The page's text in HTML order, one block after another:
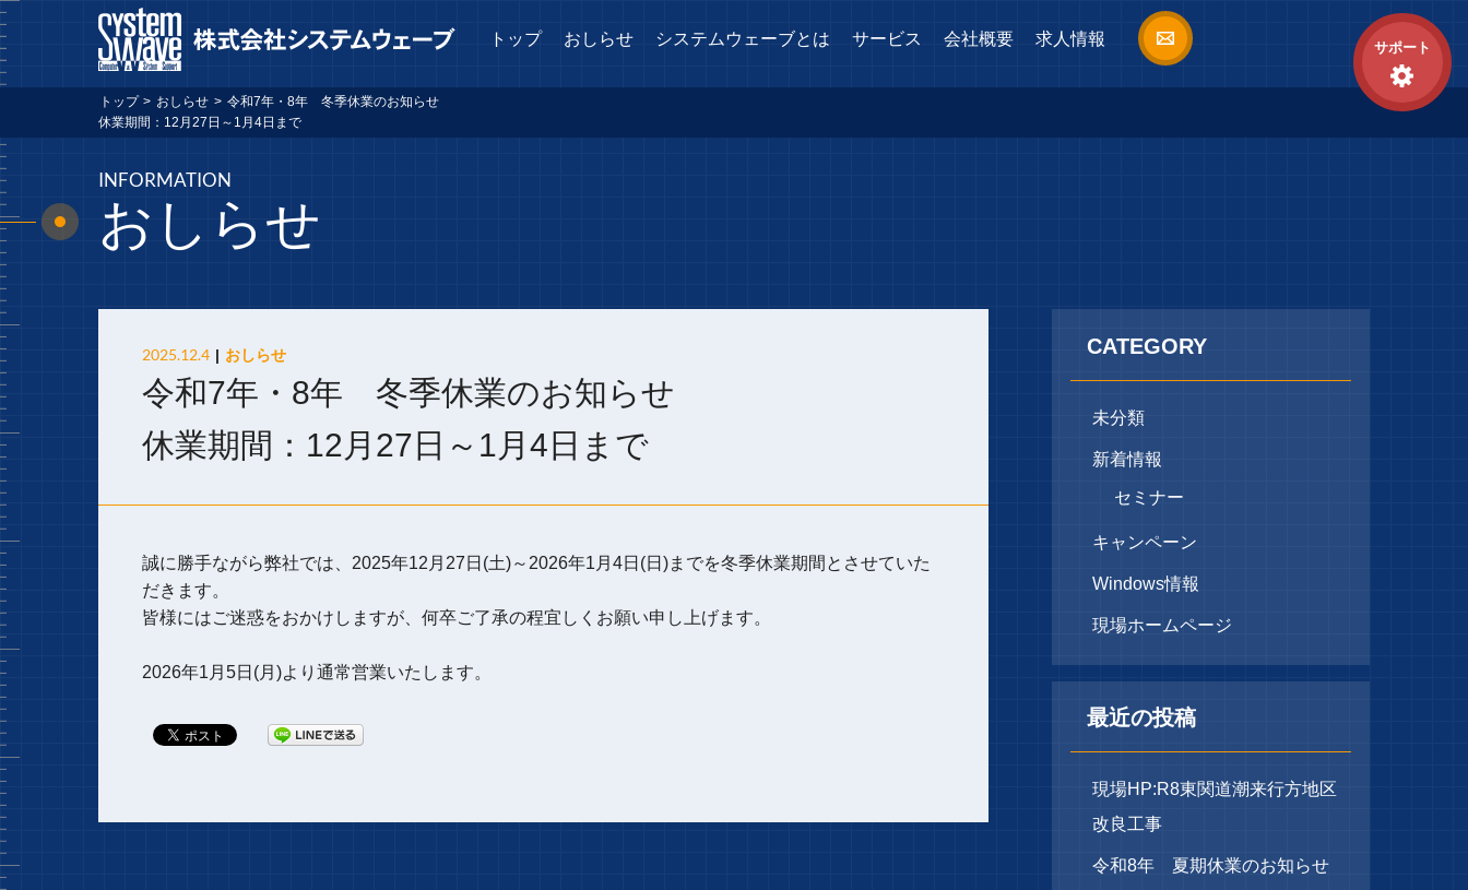
トップ おしらせ システムウェーブとは サービス 会社概要 求人情報 サポート
トップ > おしらせ > 令和7年・8年 冬季休業のお知らせ
休業期間：12月27日～1月4日まで
INFORMATION
おしらせ
2025.12.4 おしらせ
令和7年・8年 冬季休業のお知らせ
休業期間：12月27日～1月4日まで
誠に勝手ながら弊社では、2025年12月27日(土)～2026年1月4日(日)までを冬季休業期間とさせていた
だきます。
皆様にはご迷惑をおかけしますが、何卒ご了承の程宜しくお願い申し上げます。
2026年1月5日(月)より通常営業いたします。
CATEGORY
未分類
新着情報
セミナー
キャンペーン
Windows情報
現場ホームページ
最近の投稿
現場HP:R8東関道潮来行方地区
改良工事
令和8年 夏期休業のお知らせ